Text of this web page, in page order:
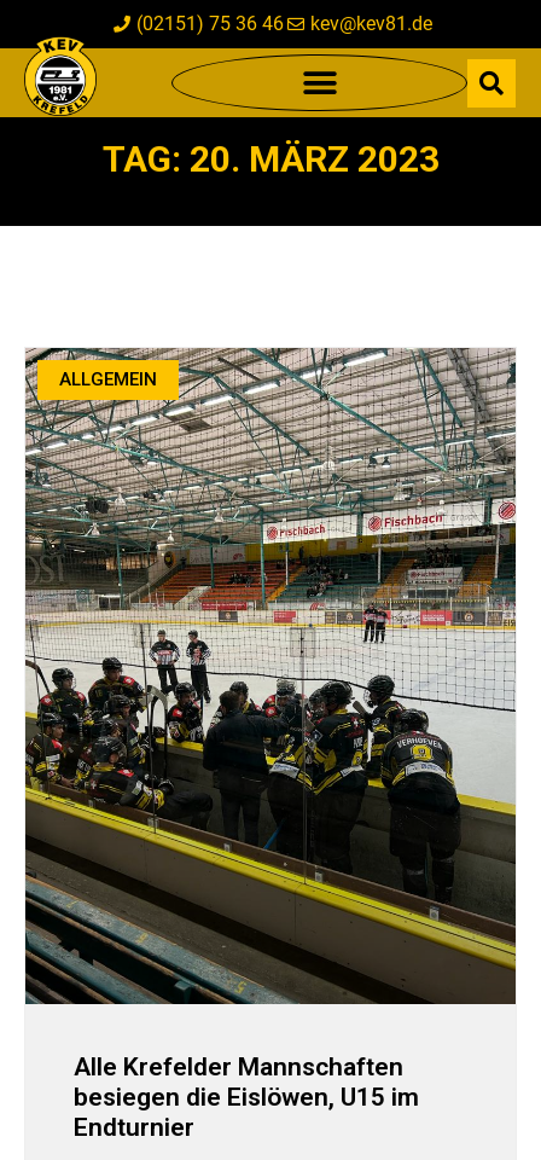
(02151) 75 36 46 kev@kev81.de
TAG: 20. MÄRZ 2023
ALLGEMEIN
Alle Krefelder Mannschaften
besiegen die Eislöwen, U15 im
Endturnier